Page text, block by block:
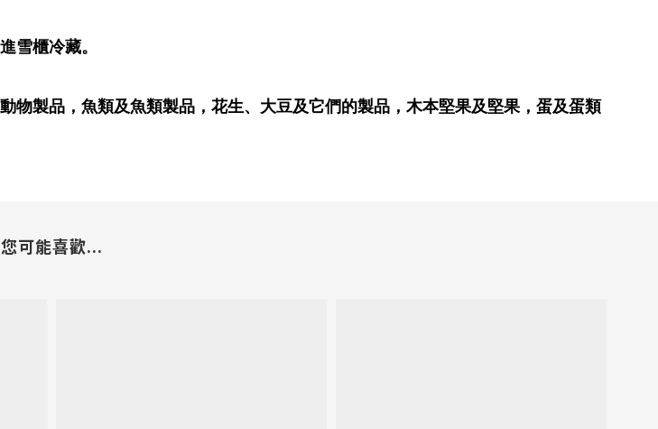
雪櫃冷藏。
物製品，魚類及魚類製品，花生、大豆及它們的製品，木本堅果及堅果，蛋及蛋類
您可能喜歡...